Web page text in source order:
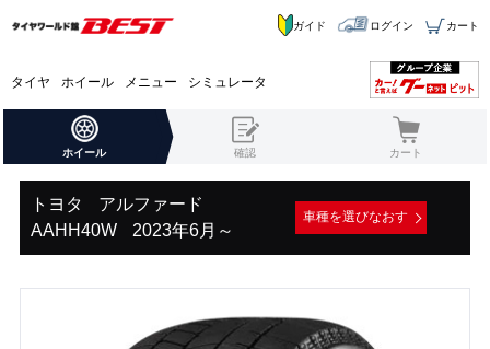
タイヤ ホイール メニュー シミュレータ
ガイド ログイン カート
ホイール 確認 カート
トヨタ
アルファード
AAHH40W
2023年6月～
車種を選びなおす